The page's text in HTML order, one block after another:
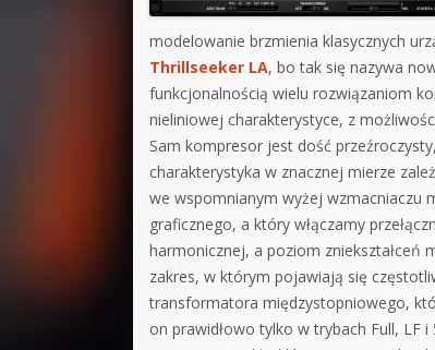
modelowanie brzmienia klasycznych
Thrillseeker LA, bo tak się nazywa
funkcjonalnością wielu rozwiązaniom
nieliniowej charakterystyce, z
Sam kompresor jest dość
charakterystyka w znacznej mierze
we wspomnianym wyżej wzmacniaczu
graficznego, a który włączamy
harmonicznej, a poziom zniekształceń
zakres, w którym pojawiają się
transformatora międzystopniowego,
on prawidłowo tylko w trybach Full, LF i